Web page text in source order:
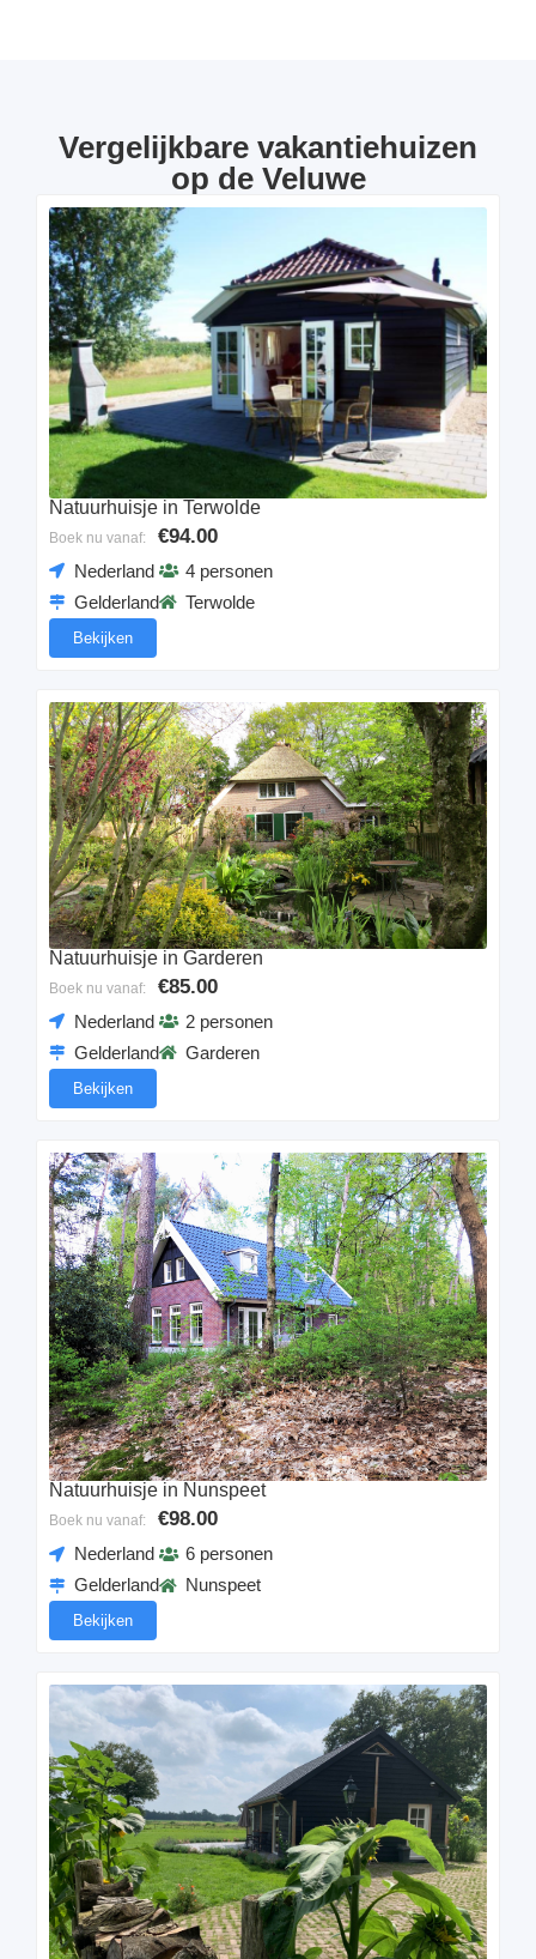
Vergelijkbare vakantiehuizen
op de Veluwe
Natuurhuisje in Terwolde
Boek nu vanaf: €94.00
Nederland
Gelderland
4 personen
Terwolde
Bekijken
Natuurhuisje in Garderen
Boek nu vanaf: €85.00
Nederland
Gelderland
2 personen
Garderen
Bekijken
Natuurhuisje in Nunspeet
Boek nu vanaf: €98.00
Nederland
Gelderland
6 personen
Nunspeet
Bekijken